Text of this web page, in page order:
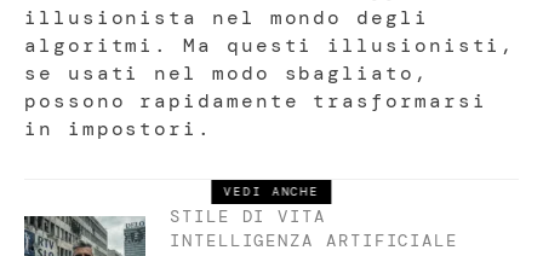
illusionista nel mondo degli
algoritmi. Ma questi illusionisti,
se usati nel modo sbagliato,
possono rapidamente trasformarsi
in impostori.
VEDI ANCHE
STILE DI VITA
INTELLIGENZA ARTIFICIALE